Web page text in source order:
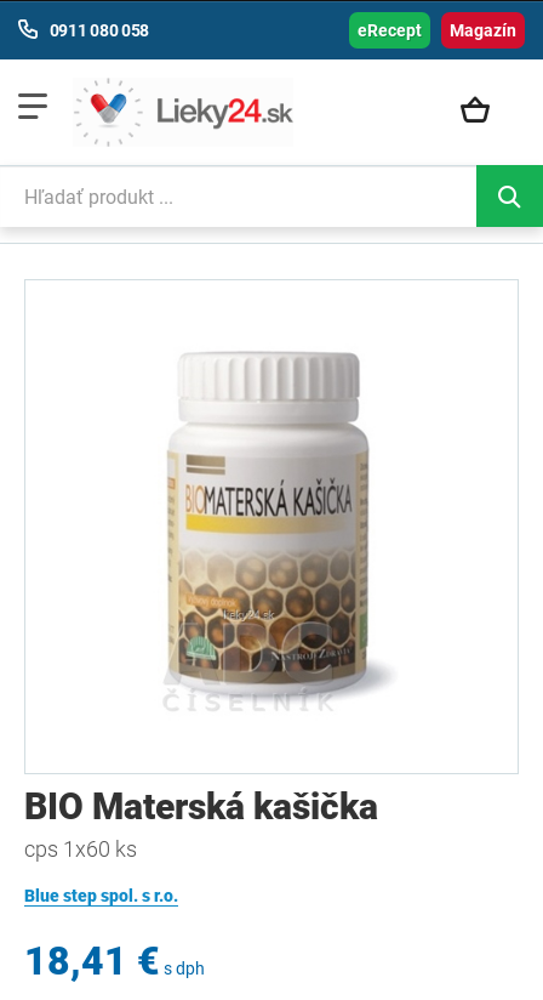
Magazín
0911 080 058 eRecept
BIO Materská kašička
cps 1x60 ks
Blue step spol. s r.o.
18,41 € s dph